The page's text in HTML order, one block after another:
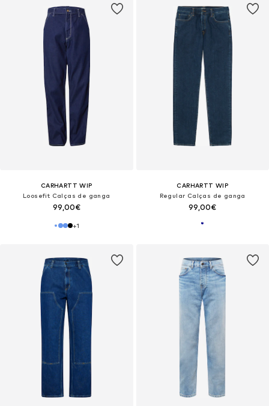
CARHARTT WIP
Loosefit Calças de ganga
99,00€
+1
CARHARTT WIP
Regular Calças de ganga
99,00€